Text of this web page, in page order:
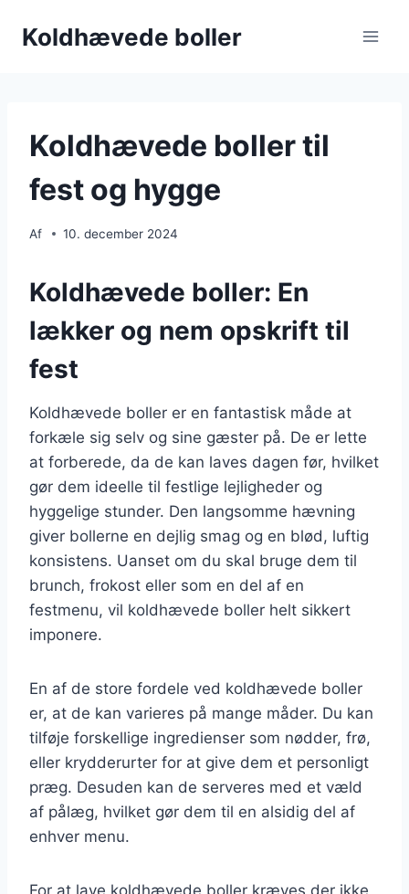
Koldhævede boller
Koldhævede boller til
fest og hygge
Af 10. december 2024
Koldhævede boller: En
lækker og nem opskrift til
fest
Koldhævede boller er en fantastisk måde at
forkæle sig selv og sine gæster på. De er lette
at forberede, da de kan laves dagen før, hvilket
gør dem ideelle til festlige lejligheder og
hyggelige stunder. Den langsomme hævning
giver bollerne en dejlig smag og en blød, luftig
konsistens. Uanset om du skal bruge dem til
brunch, frokost eller som en del af en
festmenu, vil koldhævede boller helt sikkert
imponere.
En af de store fordele ved koldhævede boller
er, at de kan varieres på mange måder. Du kan
tilføje forskellige ingredienser som nødder, frø,
eller krydderurter for at give dem et personligt
præg. Desuden kan de serveres med et væld
af pålæg, hvilket gør dem til en alsidig del af
enhver menu.
For at lave koldhævede boller kræves der ikke